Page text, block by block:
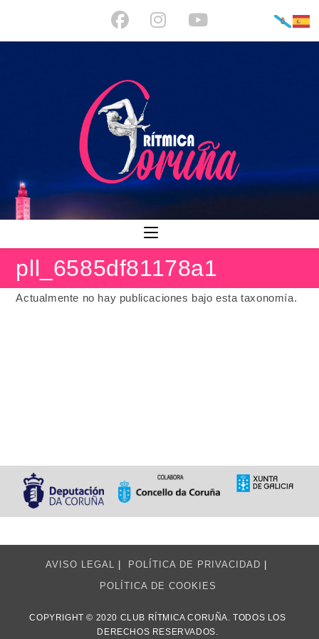
contenido
pll_6585df81178a1
Actualmente no hay publicaciones bajo esta taxonomía.
AVISO LEGAL
POLÍTICA DE PRIVACIDAD
POLÍTICA DE COOKIES
COPYRIGHT © 2020 CLUB RÍTMICA CORUÑA. TODOS LOS
DERECHOS RESERVADOS.